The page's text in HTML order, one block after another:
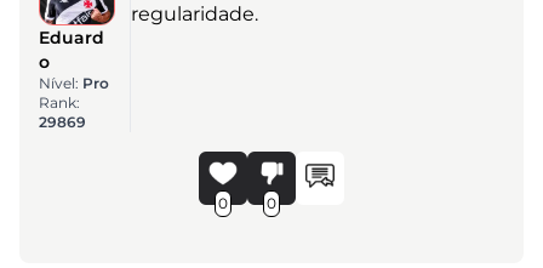
Eduard
o
Nível: Pro
Rank:
29869
regularidade.
0 0